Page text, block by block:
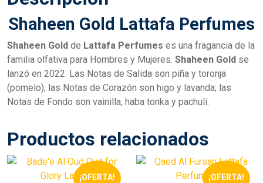
Shaheen Gold Lattafa Perfumes
Shaheen Gold de Lattafa Perfumes es una fragancia de la
familia olfativa para Hombres y Mujeres. Shaheen Gold se
lanzó en 2022. Las Notas de Salida son piña y toronja
(pomelo); las Notas de Corazón son higo y lavanda; las
Notas de Fondo son vainilla, haba tonka y pachulí.
Productos relacionados
¡OFERTA! ¡OFERTA!